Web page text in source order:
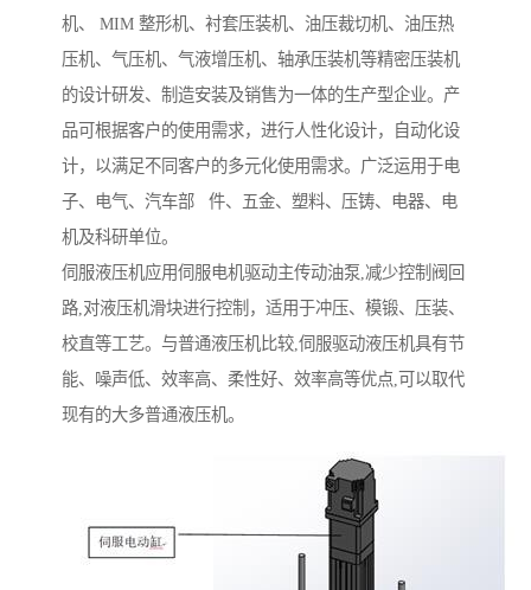
机、 MIM 整形机、衬套压装机、油压裁切机、油压热
压机、气压机、气液增压机、轴承压装机等精密压装机
的设计研发、制造安装及销售为一体的生产型企业。产
品可根据客户的使用需求，进行人性化设计，自动化设
计，以满足不同客户的多元化使用需求。广泛运用于电
子、电气、汽车部 件、五金、塑料、压铸、电器、电
机及科研单位。
伺服液压机应用伺服电机驱动主传动油泵,减少控制阀回
路,对液压机滑块进行控制，适用于冲压、模锻、压装、
校直等工艺。与普通液压机比较,伺服驱动液压机具有节
能、噪声低、效率高、柔性好、效率高等优点,可以取代
现有的大多普通液压机。